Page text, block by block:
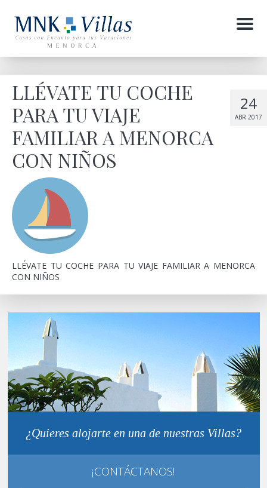
Menu
24
ABR 2017
LLÉVATE TU COCHE
PARA TU VIAJE
FAMILIAR A MENORCA
CON NIÑOS
LLÉVATE TU COCHE PARA TU VIAJE FAMILIAR A MENORCA
CON NIÑOS
¿Quieres alojarte en una de nuestras Villas?
¡CONTÁCTANOS!